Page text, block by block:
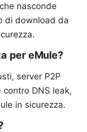
nasconde
di download da
per eMule?
server P2P
DNS leak,
in sicurezza.